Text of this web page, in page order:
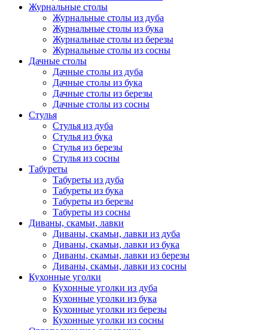
Журнальные столы
Журнальные столы из дуба
Журнальные столы из бука
Журнальные столы из березы
Журнальные столы из сосны
Дачные столы
Дачные столы из дуба
Дачные столы из бука
Дачные столы из березы
Дачные столы из сосны
Стулья
Стулья из дуба
Стулья из бука
Стулья из березы
Стулья из сосны
Табуреты
Табуреты из дуба
Табуреты из бука
Табуреты из березы
Табуреты из сосны
Диваны, скамьи, лавки
Диваны, скамьи, лавки из дуба
Диваны, скамьи, лавки из бука
Диваны, скамьи, лавки из березы
Диваны, скамьи, лавки из сосны
Кухонные уголки
Кухонные уголки из дуба
Кухонные уголки из бука
Кухонные уголки из березы
Кухонные уголки из сосны